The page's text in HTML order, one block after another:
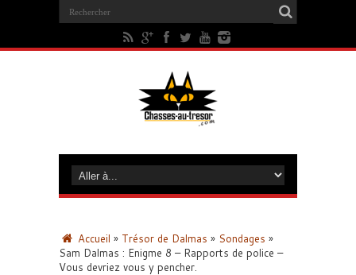
Accueil » Trésor de Dalmas » Sondages »
Sam Dalmas : Enigme 8 – Rapports de police –
Vous devriez vous y pencher.